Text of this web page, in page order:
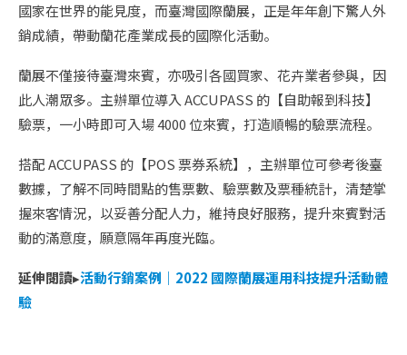
國家在世界的能見度，而臺灣國際蘭展，正是年年創下驚人外
銷成績，帶動蘭花產業成長的國際化活動。
蘭展不僅接待臺灣來賓，亦吸引各國買家、花卉業者參與，因
此人潮眾多。主辦單位導入 ACCUPASS 的【自助報到科技】
驗票，一小時即可入場 4000 位來賓，打造順暢的驗票流程。
搭配 ACCUPASS 的【POS 票券系統】，主辦單位可參考後臺
數據，了解不同時間點的售票數、驗票數及票種統計，清楚掌
握來客情況，以妥善分配人力，維持良好服務，提升來賓對活
動的滿意度，願意隔年再度光臨。
延伸閱讀▸活動行銷案例｜2022 國際蘭展運用科技提升活動體
驗